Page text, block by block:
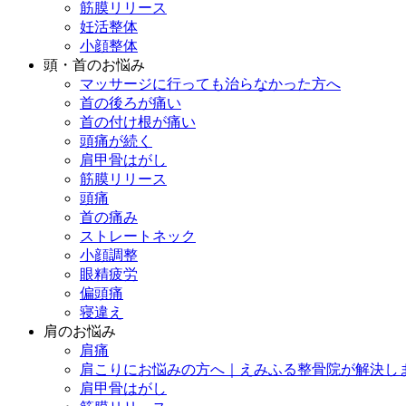
筋膜リリース
妊活整体
小顔整体
頭・首のお悩み
マッサージに行っても治らなかった方へ
首の後ろが痛い
首の付け根が痛い
頭痛が続く
肩甲骨はがし
筋膜リリース
頭痛
首の痛み
ストレートネック
小顔調整
眼精疲労
偏頭痛
寝違え
肩のお悩み
肩痛
肩こりにお悩みの方へ｜えみふる整骨院が解決し
肩甲骨はがし